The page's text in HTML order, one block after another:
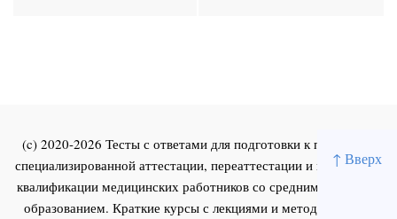
↑ Вверх
(c) 2020-2026 Тесты с ответами для подготовки к первичной
специализированной аттестации, переаттестации и повышения
квалификации медицинских работников со средним и высшим
образованием. Краткие курсы с лекциями и методическими